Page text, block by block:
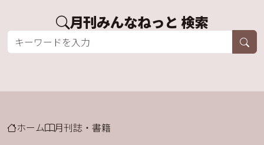
月刊みんなねっと 検索
ホーム 月刊誌・書籍